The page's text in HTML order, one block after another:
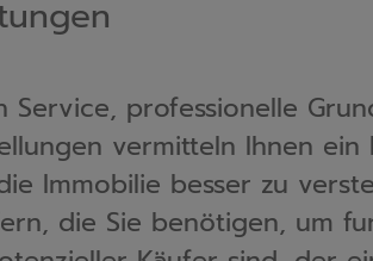
professionelle
vermitteln Ihnen
Immobilie besser zu
die Sie benötigen, um